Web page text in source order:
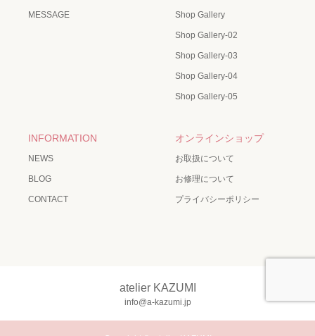
MESSAGE Shop Gallery
Shop Gallery-02
Shop Gallery-03
Shop Gallery-04
Shop Gallery-05
INFORMATION
NEWS
BLOG
CONTACT
オンラインショップ
お取扱について
お修理について
プライバシーポリシー
atelier KAZUMI
info@a-kazumi.jp